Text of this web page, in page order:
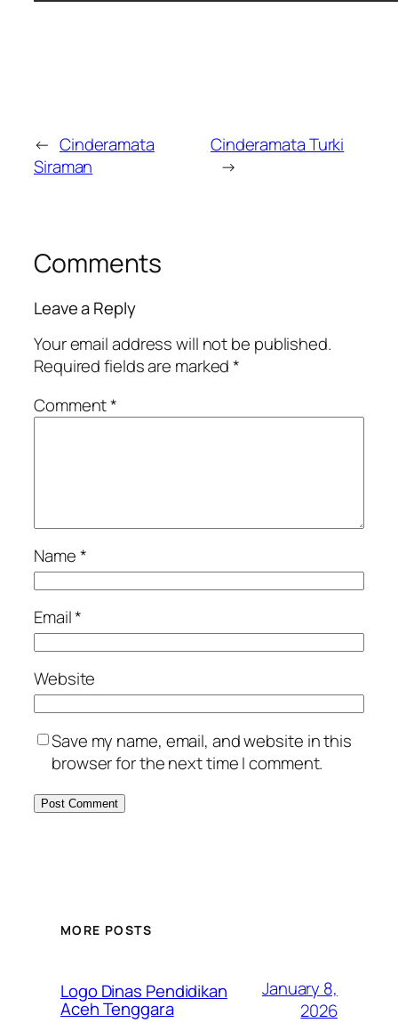
← Cinderamata
Siraman
Cinderamata Turki
→
Comments
Leave a Reply
Your email address will not be published.
Required fields are marked*
Comment*
Name*
Email*
Website
Save my name, email, and website in this
browser for the next time I comment.
MORE POSTS
Logo Dinas Pendidikan
Aceh Tenggara
January 8,
2026